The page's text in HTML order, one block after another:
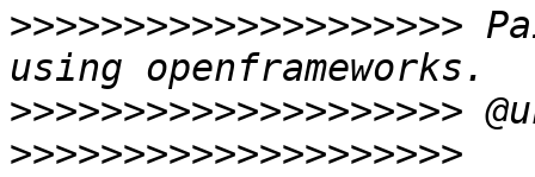
>>>>>>>>>>>>>>>>>>>>
>>>>>>>>>>>>>>>>>>>>
>>>>>>>>>>>>>>>>>>>>